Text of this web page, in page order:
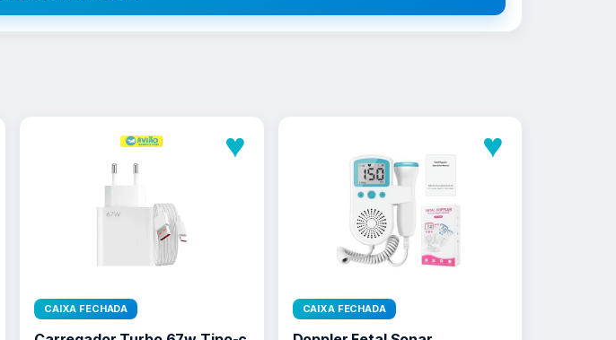
♥
CAIXA FECHADA
♥
CAIXA FECHADA